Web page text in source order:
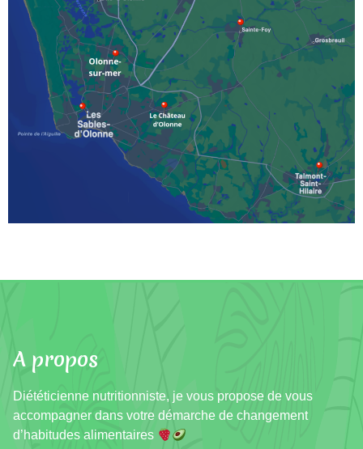
A propos
Diététicienne nutritionniste, je vous propose de vous
accompagner dans votre démarche de changement
d’habitudes alimentaires